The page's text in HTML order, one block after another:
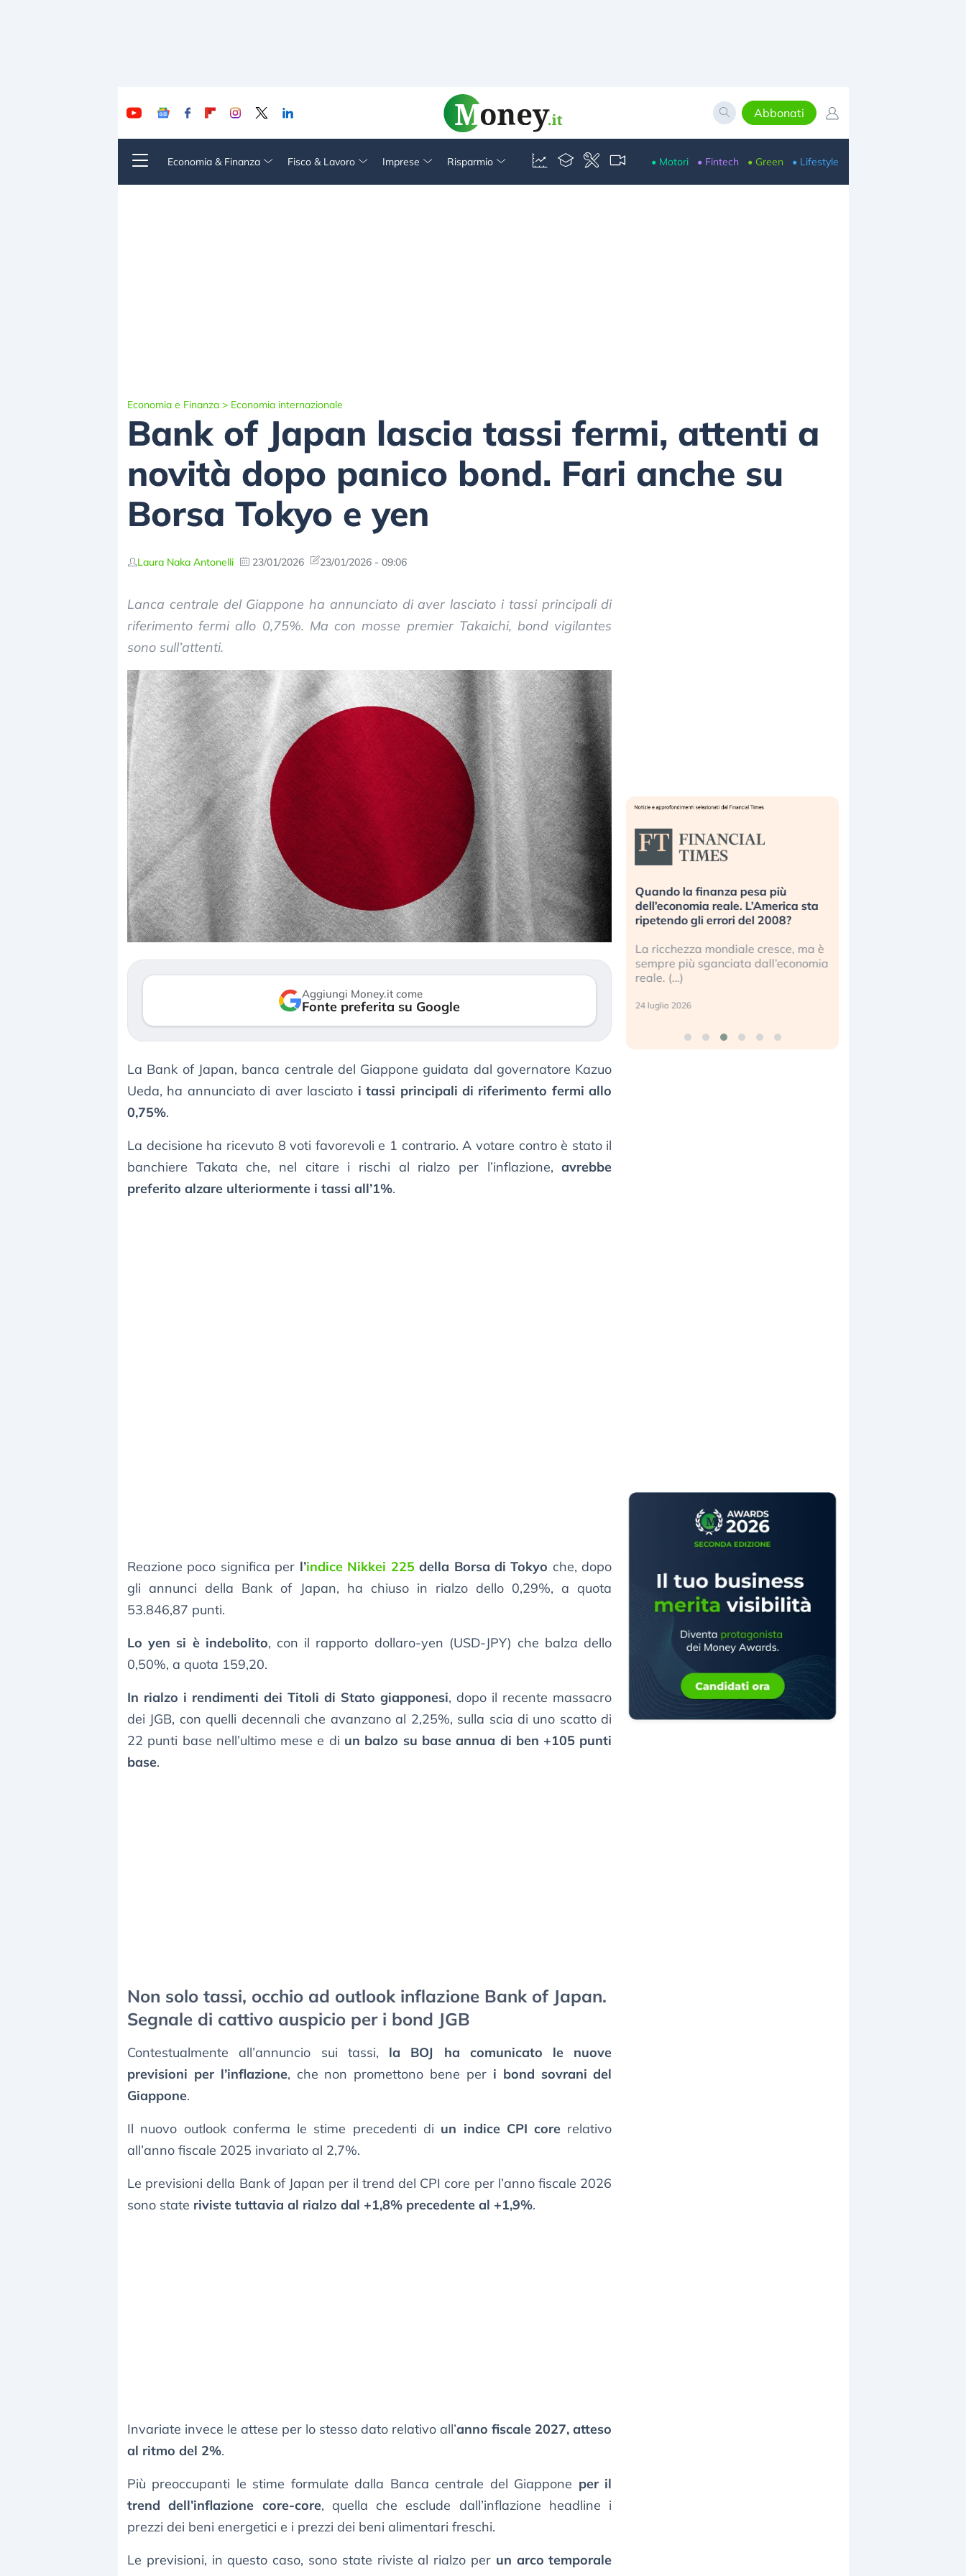
Abbonati
Economia & Finanza Fisco & Lavoro Imprese Risparmio • Motori • Fintech • Green • Lifestyle
Economia e Finanza > Economia internazionale
Bank of Japan lascia tassi fermi, attenti a
novità dopo panico bond. Fari anche su
Borsa Tokyo e yen
Laura Naka Antonelli 23/01/2026 23/01/2026 - 09:06
Lanca centrale del Giappone ha annunciato di aver lasciato i tassi principali di
riferimento fermi allo 0,75%. Ma con mosse premier Takaichi, bond vigilantes
sono sull’attenti.
Aggiungi Money.it come
Fonte preferita su Google
La Bank of Japan, banca centrale del Giappone guidata dal governatore Kazuo
Ueda, ha annunciato di aver lasciato i tassi principali di riferimento fermi allo
0,75%.
La decisione ha ricevuto 8 voti favorevoli e 1 contrario. A votare contro è stato il
banchiere Takata che, nel citare i rischi al rialzo per l’inflazione,avrebbe
preferito alzare ulteriormente i tassi all’1%.
Reazione poco significa per l’indice Nikkei 225della Borsa di Tokyo che, dopo
gli annunci della Bank of Japan, ha chiuso in rialzo dello 0,29%, a quota
53.846,87 punti.
Lo yen si è indebolito, con il rapporto dollaro-yen (USD-JPY) che balza dello
0,50%, a quota 159,20.
In rialzo i rendimenti dei Titoli di Stato giapponesi, dopo il recente massacro
dei JGB, con quelli decennali che avanzano al 2,25%, sulla scia di uno scatto di
22 punti base nell’ultimo mese e di un balzo su base annua di ben +105 punti
base.
Non solo tassi, occhio ad outlook inflazione Bank of Japan.
Segnale di cattivo auspicio per i bond JGB
Contestualmente all’annuncio sui tassi, la BOJ ha comunicato le nuove
previsioni per l’inflazione, che non promettono bene per i bond sovrani del
Giappone.
Il nuovo outlook conferma le stime precedenti di un indice CPI core relativo
all’anno fiscale 2025 invariato al 2,7%.
Le previsioni della Bank of Japan per il trend del CPI core per l’anno fiscale 2026
sono state riviste tuttavia al rialzo dal +1,8% precedente al +1,9%.
Invariate invece le attese per lo stesso dato relativo all’anno fiscale 2027, atteso
al ritmo del 2%.
Più preoccupanti le stime formulate dalla Banca centrale del Giappone per il
trend dell’inflazione core-core, quella che esclude dall’inflazione headline i
prezzi dei beni energetici e i prezzi dei beni alimentari freschi.
Le previsioni, in questo caso, sono state riviste al rialzo per un arco temporale
Dalle valutazioni estreme alla
correzione. Cosa sta guidando il
repricing degli asset?
mostrando segni di stanchezza
verso le (…)
«La mia vita è rovinata». Investitori
in preda al panico dopo lo scoppio
della bolla AI
Kospi, mentre gli investitori retail (…)
30 luglio 2026
Quando la finanza pesa più
dell’economia reale. L’America sta
ripetendo gli errori del 2008?
La ricchezza mondiale cresce, ma è
sempre più sganciata dall’economia
reale. (…)
24 luglio 2026